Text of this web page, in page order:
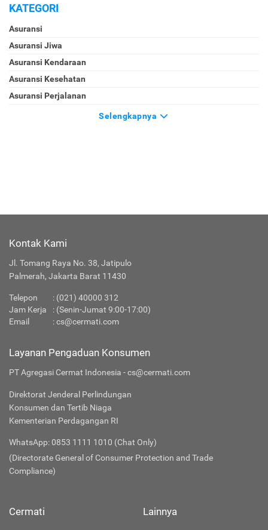
KATEGORI
Asuransi
Asuransi Jiwa
Asuransi Kendaraan
Asuransi Kesehatan
Asuransi Perjalanan
Selengkapnya
Kontak Kami
Jl. Tomang Raya No. 38, Jatipulo
Palmerah, Jakarta Barat 11430
Telepon : (021) 40000 312
Jam Kerja
: (Senin-Jumat 9:00-17:00)
Email
:cs@cermati.com
Layanan Pengaduan Konsumen
PT Agregasi Cermat Indonesia - cs@cermati.com
Direktorat Jenderal Perlindungan
Konsumen dan Tertib Niaga
Kementerian Perdagangan RI
WhatsApp: 0853 1111 1010 (Chat Only)
(Directorate General of Consumer Protection and Trade
Compliance)
Cermati Lainnya